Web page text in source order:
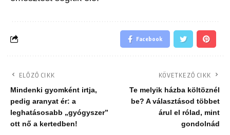
Facebook
ELŐZŐ CIKK
Mindenki gyomként irtja,
pedig aranyat ér: a
leghatásosabb „gyógyszer”
ott nő a kertedben!
KÖVETKEZŐ CIKK
Te melyik házba költöznél
be? A választásod többet
árul el rólad, mint
gondolnád